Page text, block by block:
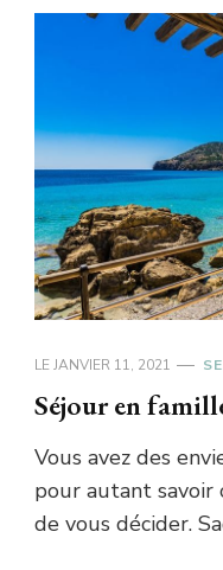
LEJANVIER 11, 2021
Séjour en
Vous avez des
pour autant savoir
de vous décider.